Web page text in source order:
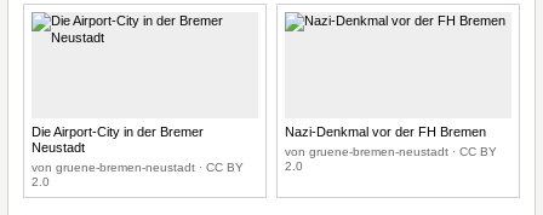
Die Airport-City in der Bremer
Neustadt
von gruene-bremen-neustadt · CC BY
2.0
Nazi-Denkmal vor der FH Bremen
von gruene-bremen-neustadt · CC BY
2.0